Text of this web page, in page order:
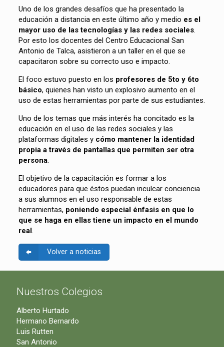
Uno de los grandes desafíos que ha presentado la
educación a distancia en este último año y medio es el
mayor uso de las tecnologías y las redes sociales.
Por esto los docentes del Centro Educacional San
Antonio de Talca, asistieron a un taller en el que se
capacitaron sobre su correcto uso e impacto.
El foco estuvo puesto en los profesores de 5to y 6to
básico, quienes han visto un explosivo aumento en el
uso de estas herramientas por parte de sus estudiantes.
Uno de los temas que más interés ha concitado es la
educación en el uso de las redes sociales y las
plataformas digitales y cómo mantener la identidad
propia a través de pantallas que permiten ser otra
persona.
El objetivo de la capacitación es formar a los
educadores para que éstos puedan inculcar conciencia
a sus alumnos en el uso responsable de estas
herramientas, poniendo especial énfasis en que lo
que se haga en ellas tiene un impacto en el mundo
real.
Volver a noticias
Nuestros Colegios
Alberto Hurtado
Hermano Bernardo
Luis Rutten
San Antonio